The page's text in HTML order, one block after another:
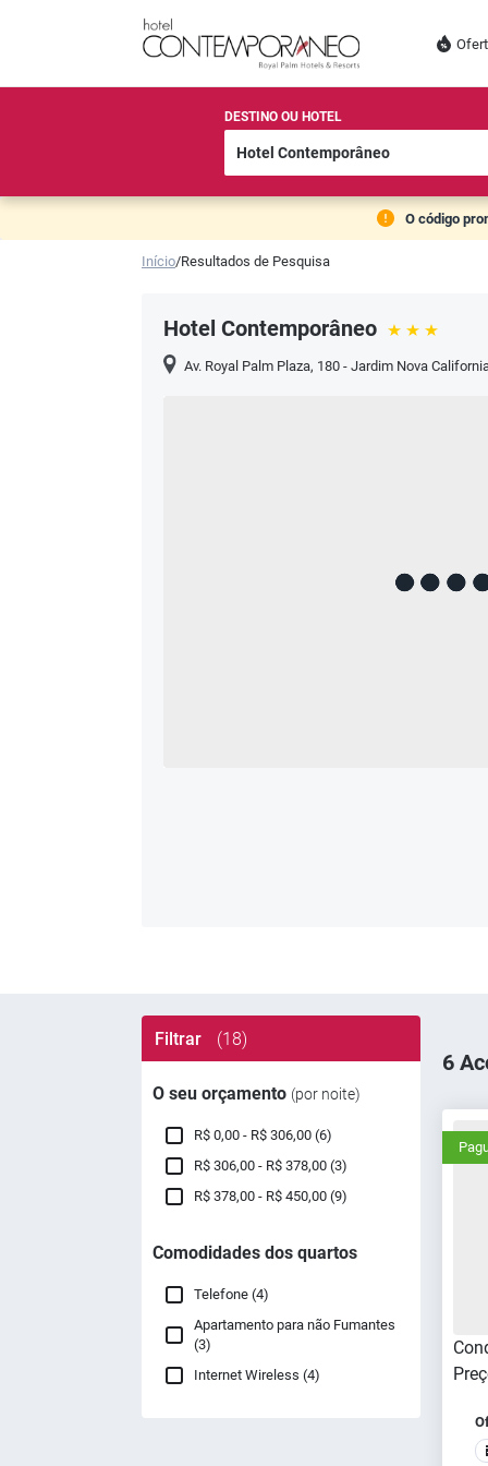
DESTINO OU HOTEL
O código
Início/Resultados de Pesquisa
Hotel Contemporâneo
Av. Royal Palm Plaza, 180 - Jardim Nova
Filtrar (18)
O seu orçamento (por noite)
R$ 0,00 - R$ 306,00 (6)
R$ 306,00 - R$ 378,00 (3)
R$ 378,00 - R$ 450,00 (9)
Comodidades dos quartos
Telefone (4)
Apartamento para não Fumantes
(3)
Internet Wireless (4)
6